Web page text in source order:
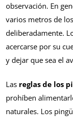
observación. En
varios metros de
deliberadamente.
acercarse por su
y dejar que sea el
Las reglas de los
prohíben
naturales. Los